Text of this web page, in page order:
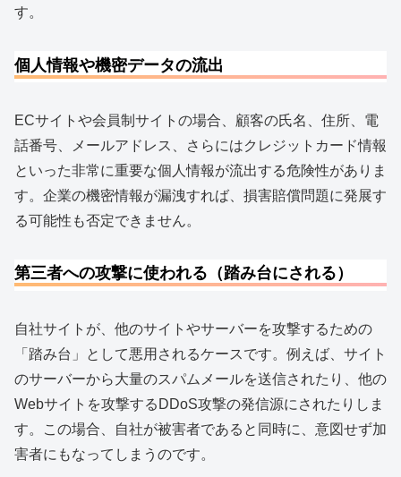
す。
個人情報や機密データの流出
ECサイトや会員制サイトの場合、顧客の氏名、住所、電
話番号、メールアドレス、さらにはクレジットカード情報
といった非常に重要な個人情報が流出する危険性がありま
す。企業の機密情報が漏洩すれば、損害賠償問題に発展す
る可能性も否定できません。
第三者への攻撃に使われる（踏み台にされる）
自社サイトが、他のサイトやサーバーを攻撃するための
「踏み台」として悪用されるケースです。例えば、サイト
のサーバーから大量のスパムメールを送信されたり、他の
Webサイトを攻撃するDDoS攻撃の発信源にされたりしま
す。この場合、自社が被害者であると同時に、意図せず加
害者にもなってしまうのです。